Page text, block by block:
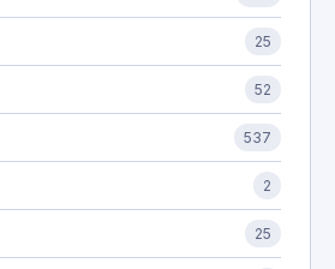
25
52
537
2
25